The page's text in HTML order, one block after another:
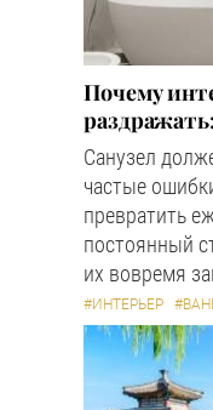
Почему
Санузел
частые
превратить
постоянный
их вовремя
#ИНТЕРЬЕР